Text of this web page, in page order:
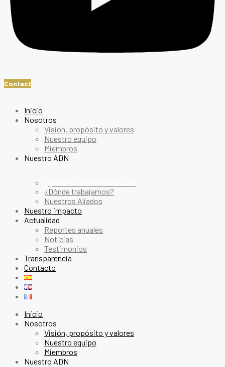
Contact
Inicio
Nosotros
Visión, propósito y valores
Nuestro equipo
Miembros
Nuestro ADN
¿Dónde trabajamos?
Nuestros Aliados
Nuestro impacto
Actualidad
Reportes anuales
Noticias
Testimonios
Transparencia
Contacto
Inicio
Nosotros
Visión, propósito y valores
Nuestro equipo
Miembros
Nuestro ADN